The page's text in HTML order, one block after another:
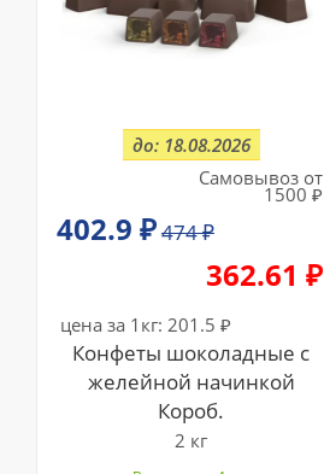
402.9 ₽474₽
Самовывоз от
1500 ₽
362.61 ₽
цена за 1кг: 201.5 ₽
Конфеты шоколадные с
желейной начинкой
Короб.
до: 18.08.2026
2 кг